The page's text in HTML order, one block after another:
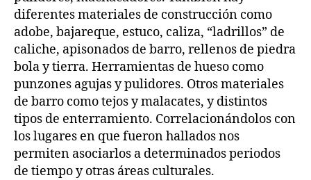
diferentes materiales de construcción como
adobe, bajareque, estuco, caliza, “ladrillos” de
caliche, apisonados de barro, rellenos de piedra
bola y tierra. Herramientas de hueso como
punzones agujas y pulidores. Otros materiales
de barro como tejos y malacates, y distintos
tipos de enterramiento. Correlacionándolos con
los lugares en que fueron hallados nos
permiten asociarlos a determinados periodos
de tiempo y otras áreas culturales.